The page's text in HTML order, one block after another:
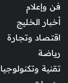
فن وإعلام
أخبار الخليج
اقتصاد وتجارة
رياضة
تقنية